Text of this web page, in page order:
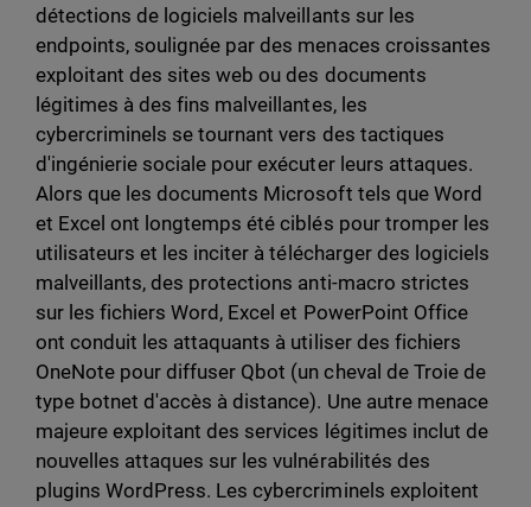
détections de logiciels malveillants sur les
endpoints, soulignée par des menaces croissantes
exploitant des sites web ou des documents
légitimes à des fins malveillantes, les
cybercriminels se tournant vers des tactiques
d'ingénierie sociale pour exécuter leurs attaques.
Alors que les documents Microsoft tels que Word
et Excel ont longtemps été ciblés pour tromper les
utilisateurs et les inciter à télécharger des logiciels
malveillants, des protections anti-macro strictes
sur les fichiers Word, Excel et PowerPoint Office
ont conduit les attaquants à utiliser des fichiers
OneNote pour diffuser Qbot (un cheval de Troie de
type botnet d'accès à distance). Une autre menace
majeure exploitant des services légitimes inclut de
nouvelles attaques sur les vulnérabilités des
plugins WordPress. Les cybercriminels exploitent